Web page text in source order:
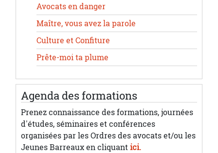
Avocats en danger
Maître, vous avez la parole
Culture et Confiture
Prête-moi ta plume
Agenda des formations
Prenez connaissance des formations, journées
d'études, séminaires et conférences
organisées par les Ordres des avocats et/ou les
Jeunes Barreaux en cliquantici.